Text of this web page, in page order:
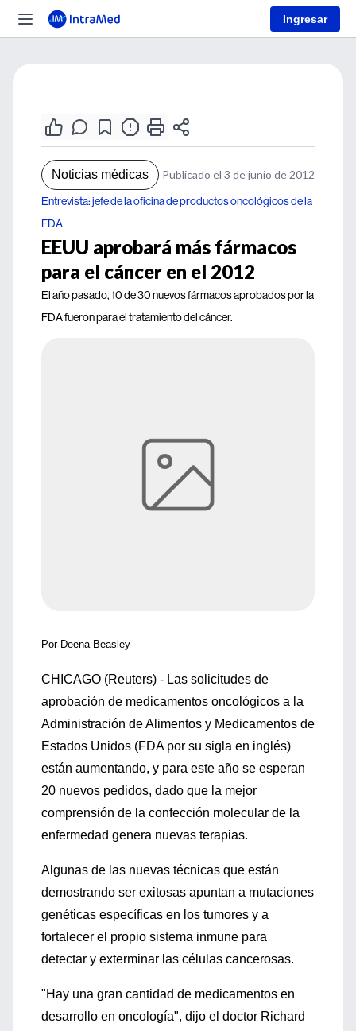
Ingresar
Noticias médicas Publicado el 3 de junio de 2012
Entrevista: jefe de la oficina de productos oncológicos de la
FDA
EEUU aprobará más fármacos
para el cáncer en el 2012
El año pasado, 10 de 30 nuevos fármacos aprobados por la
FDA fueron para el tratamiento del cáncer.
Por Deena Beasley
CHICAGO (Reuters) - Las solicitudes de
aprobación de medicamentos oncológicos a la
Administración de Alimentos y Medicamentos de
Estados Unidos (FDA por su sigla en inglés)
están aumentando, y para este año se esperan
20 nuevos pedidos, dado que la mejor
comprensión de la confección molecular de la
enfermedad genera nuevas terapias.
Algunas de las nuevas técnicas que están
demostrando ser exitosas apuntan a mutaciones
genéticas específicas en los tumores y a
fortalecer el propio sistema inmune para
detectar y exterminar las células cancerosas.
"Hay una gran cantidad de medicamentos en
desarrollo en oncología", dijo el doctor Richard